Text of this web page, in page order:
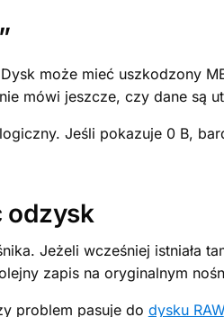
może mieć uszkodzony
mówi jeszcze, czy dane są
Jeśli pokazuje 0 B,
odzysk
Jeżeli wcześniej
zapis na oryginalnym
problem pasuje do dysku RAW